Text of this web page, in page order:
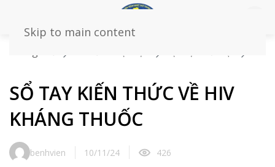
Skip to main content
SỔ TAY KIẾN THỨC VỀ HIV
KHÁNG THUỐC
benhvien 10/11/24 426